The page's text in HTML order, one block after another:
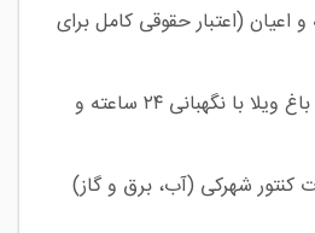
(اعتبار حقوقی کامل برای
قرارگرفته در داخل شهرک باغ ویلا با نگهبانی ۲۴ ساعته و
کنتور شهرکی (آب، برق و گاز)